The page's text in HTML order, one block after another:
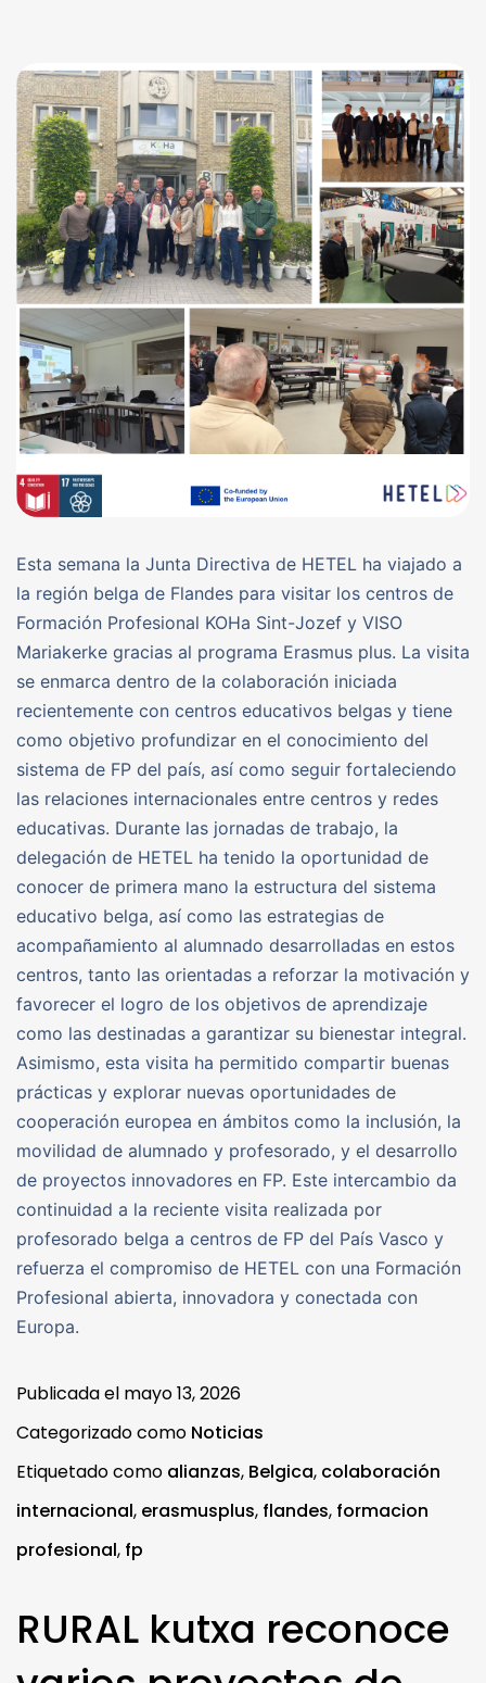
Esta semana la Junta Directiva de HETEL ha viajado a
la región belga de Flandes para visitar los centros de
Formación Profesional KOHa Sint-Jozef y VISO
Mariakerke gracias al programa Erasmus plus. La visita
se enmarca dentro de la colaboración iniciada
recientemente con centros educativos belgas y tiene
como objetivo profundizar en el conocimiento del
sistema de FP del país, así como seguir fortaleciendo
las relaciones internacionales entre centros y redes
educativas. Durante las jornadas de trabajo, la
delegación de HETEL ha tenido la oportunidad de
conocer de primera mano la estructura del sistema
educativo belga, así como las estrategias de
acompañamiento al alumnado desarrolladas en estos
centros, tanto las orientadas a reforzar la motivación y
favorecer el logro de los objetivos de aprendizaje
como las destinadas a garantizar su bienestar integral.
Asimismo, esta visita ha permitido compartir buenas
prácticas y explorar nuevas oportunidades de
cooperación europea en ámbitos como la inclusión, la
movilidad de alumnado y profesorado, y el desarrollo
de proyectos innovadores en FP. Este intercambio da
continuidad a la reciente visita realizada por
profesorado belga a centros de FP del País Vasco y
refuerza el compromiso de HETEL con una Formación
Profesional abierta, innovadora y conectada con
Europa.
Publicada el mayo 13, 2026
Categorizado como Noticias
Etiquetado como alianzas, Belgica, colaboración
internacional, erasmusplus, flandes, formacion
profesional, fp
RURAL kutxa reconoce